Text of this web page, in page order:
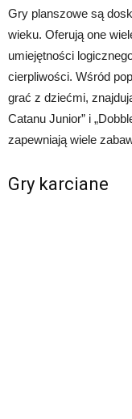
Gry planszowe są
wieku. Oferują one
umiejętności
cierpliwości. Wśród
grać z dziećmi,
Catanu Junior” i
zapewniają wiele
Gry karciane